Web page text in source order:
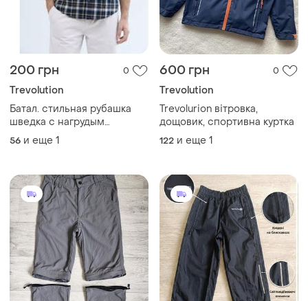
200 грн 0
Trevolution
Батал. стильная рубашка
шведка с нагрудым
карманом, швейцарского
бренда trevolution. xl ворот
56 и еще 1
600 грн 0
Trevolution
Trevolurion вітровка,
дощовик, спортивна куртка
122 и еще 1